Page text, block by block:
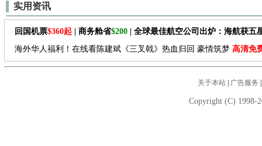
实用资讯
回国机票$360起 | 商务舱省$200 | 全球最佳航空公司出炉：海航获五
海外华人福利！在线看陈建斌《三叉戟》热血归回 豪情筑梦 高清免
关于本站| 广告服务
Copyright (C) 1998-